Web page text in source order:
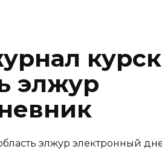
курск
элжур